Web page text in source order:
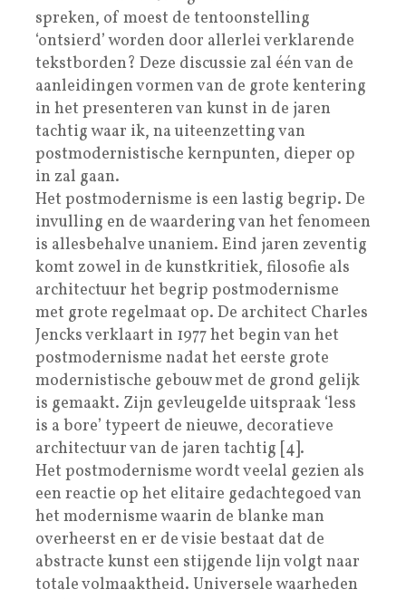
spreken, of moest de tentoonstelling
‘ontsierd’ worden door allerlei verklarende
tekstborden? Deze discussie zal één van de
aanleidingen vormen van de grote kentering
in het presenteren van kunst in de jaren
tachtig waar ik, na uiteenzetting van
postmodernistische kernpunten, dieper op
in zal gaan.
Het postmodernisme is een lastig begrip. De
invulling en de waardering van het fenomeen
is allesbehalve unaniem. Eind jaren zeventig
komt zowel in de kunstkritiek, filosofie als
architectuur het begrip postmodernisme
met grote regelmaat op. De architect Charles
Jencks verklaart in 1977 het begin van het
postmodernisme nadat het eerste grote
modernistische gebouw met de grond gelijk
is gemaakt. Zijn gevleugelde uitspraak ‘less
is a bore’ typeert de nieuwe, decoratieve
architectuur van de jaren tachtig [4].
Het postmodernisme wordt veelal gezien als
een reactie op het elitaire gedachtegoed van
het modernisme waarin de blanke man
overheerst en er de visie bestaat dat de
abstracte kunst een stijgende lijn volgt naar
totale volmaaktheid. Universele waarheden